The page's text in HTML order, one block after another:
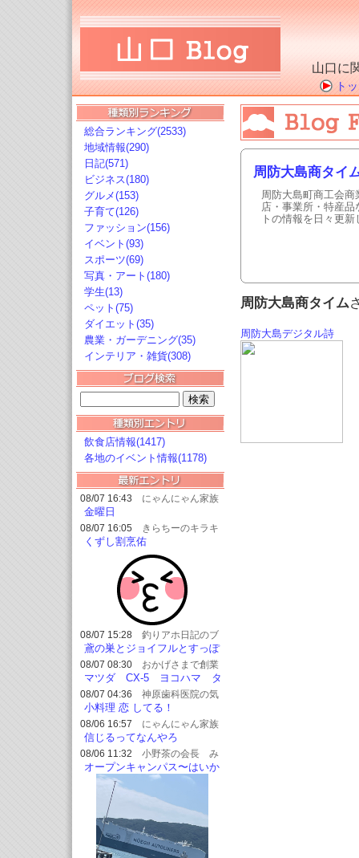
山口に
ト
総合ランキング(2533)
地域情報(290)
日記(571)
ビジネス(180)
グルメ(153)
子育て(126)
ファッション(156)
イベント(93)
スポーツ(69)
写真・アート(180)
学生(13)
ペット(75)
ダイエット(35)
農業・ガーデニング(35)
インテリア・雑貨(308)
飲食店情報(1417)
各地のイベント情報(1178)
08/07 16:43 にゃんにゃん家族
金曜日
08/07 16:05
きらちーのキラキ
ラブログ
くずし割烹佑
08/07 15:28 釣りアホ日記のブ
ログ
鳶の巣とジョイフルとすっぽ
んと
08/07 08:30 おかげさまで創業
54周年 オ
ートショップ フェニックス★
マツダ CX-5 ヨコハマ タ
イヤ交換?
08/07 04:36 神原歯科医院の気
まぐれ日記！
小料理 恋 してる！
08/06 16:57 にゃんにゃん家族
信じるってなんやろ
08/06 11:32 小野茶の会長 み
どりちゃんのブログ
オープンキャンパス〜はいか
らっと！横丁で、おデート
周防大島商タイ
周防大島町商工会
店・事業所・特産
トの情報を日々更
周防大島商タイム
周防大島デジタル詩
人西山喬